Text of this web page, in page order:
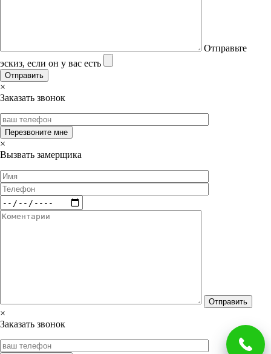
Отправьте
эскиз, если он у вас есть
×
Заказать звонок
×
Вызвать замерщика
×
Заказать звонок